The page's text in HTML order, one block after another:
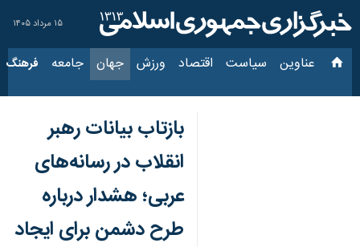
۱۵ مرداد ۱۴۰۵
عناوین‌ سیاست اقتصاد ورزش جهان جامعه فرهنگ
بازتاب بیانات رهبر
انقلاب در رسانه‌های
عربی؛ هشدار درباره
طرح دشمن برای ایجاد